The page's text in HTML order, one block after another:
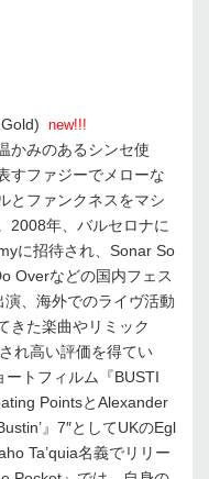
new!!!
かみのあるシンセ使
すファジーでメローな
とファンクネスをマシ
2008年、バルセロナに
に招待され、Sonar So
Overなどの国内フェス
、海外でのライヴ活動
きた楽曲やリミック
れ高い評価を得てい
トフィルム『BUSTI
PointsとAlexander
』7″としてUKのEgl
Ta’quia名義でリリー